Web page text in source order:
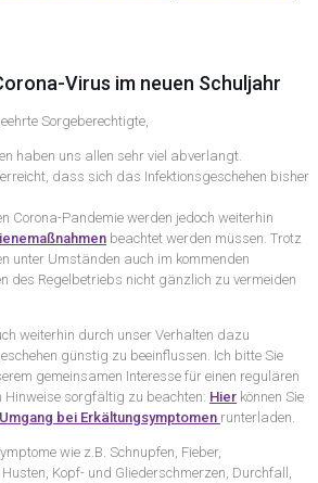
Virus im neuen Schuljahr
Sorgeberechtigte,
haben uns allen sehr viel abverlangt.
dass sich das Infektionsgeschehen bisher
Corona-Pandemie werden jedoch weiterhin
beachtet werden müssen. Trotz
unter Umständen auch im kommenden
des Regelbetriebs nicht gänzlich zu vermeiden
weiterhin durch unser Verhalten dazu
günstig zu beeinflussen. Ich bitte Sie
gemeinsamen Interesse für einen regulären
Hinweise sorgfältig zu beachten: Hier können Sie
bei Erkältungsymptomen runterladen.
wie z.B. Schnupfen, Fieber,
Kopf- und Gliederschmerzen, Durchfall,